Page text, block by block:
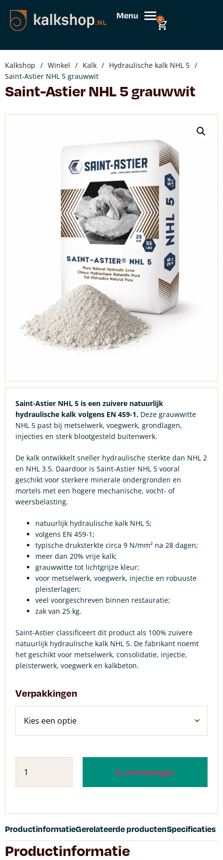
Menu 0
Kalkshop / Winkel / Kalk / Hydraulische kalk NHL 5 /
Saint-Astier NHL 5 grauwwit
Saint-Astier NHL 5 grauwwit
Saint-Astier NHL 5 is een zuivere natuurlijk
hydraulische kalk volgens EN 459-1. Deze grauwwitte
NHL 5 past bij metselwerk, voegwerk, grondlagen,
injecties en sterk blootgesteld buitenwerk.
De kalk ontwikkelt sneller hydraulische sterkte dan NHL 2
en NHL 3.5. Daardoor is Saint-Astier NHL 5 vooral
geschikt voor sterkere minerale ondergronden en
mortels met een hogere mechanische, vocht- of
weersbelasting.
natuurlijk hydraulische kalk NHL 5;
volgens EN 459-1;
typische druksterkte circa 9 N/mm² na 28 dagen;
meer dan 20% vrije kalk;
grauwwitte tot lichtgrijze kleur;
voor metselwerk, voegwerk, injectie en robuuste
pleisterlagen;
veel voorgeschreven binnen restauratie;
zak van 25 kg.
Saint-Astier classificeert dit product als 100% zuivere
natuurlijk hydraulische kalk NHL 5. De fabrikant noemt
het geschikt voor metselwerk, consolidatie, injectie,
pleisterwerk, voegwerk en kalkbeton.
Verpakkingen
In winkelwagen
ProductinformatieGerelateerde productenSpecificaties
Productinformatie